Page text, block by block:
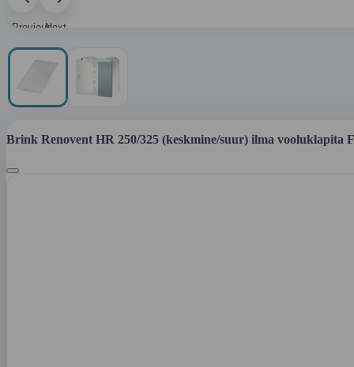
PreviousNext
Brink Renovent HR 250/325 (keskmine/suur) ilma